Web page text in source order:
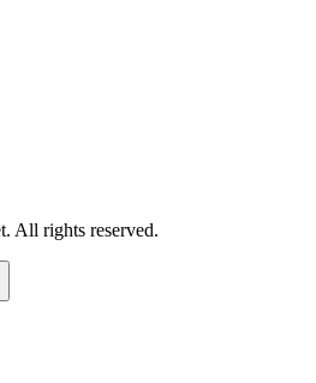
All rights reserved.